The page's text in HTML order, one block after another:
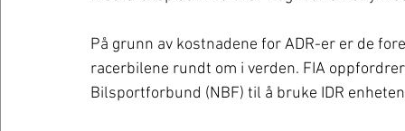
På grunn av kostnadene for ADR-er er de
racerbilene rundt om i verden. FIA
Bilsportforbund (NBF) til å bruke IDR